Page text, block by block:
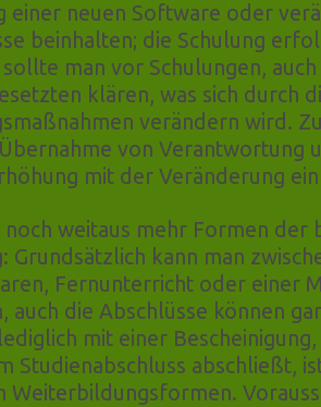
einer neuen Software oder
beinhalten; die Schulung
man vor Schulungen,
klären, was sich durch
verändern wird.
von Verantwortung
mit der Veränderung
noch weitaus mehr Formen der
Grundsätzlich kann man
Fernunterricht oder einer
auch die Abschlüsse können
mit einer
Studienabschluss abschließt,
Weiterbildungsformen.